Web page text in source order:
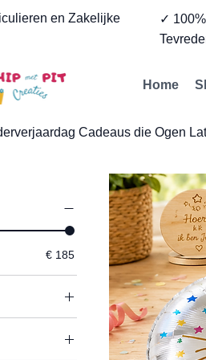
en Zakelijke
✓ 100%
Home
Cadeaus die Ogen
€ 185